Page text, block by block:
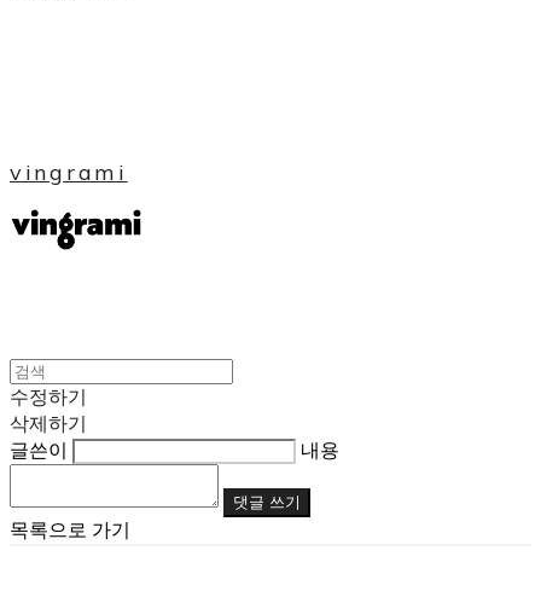
vingrami
수정하기
삭제하기
글쓴이
내용
댓글 쓰기
목록으로 가기